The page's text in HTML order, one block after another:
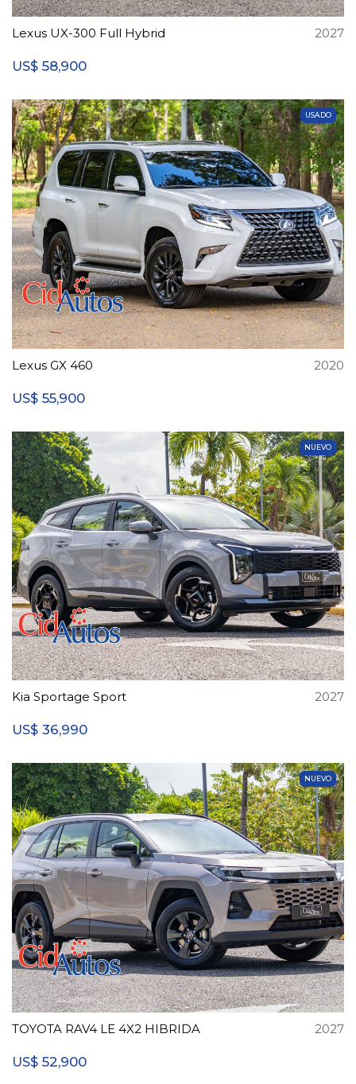
Lexus UX-300 Full Hybrid 2027
US$ 58,900
USADO
Lexus GX 460 2020
US$ 55,900
NUEVO
Kia Sportage Sport 2027
US$ 36,990
NUEVO
TOYOTA RAV4 LE 4X2 HIBRIDA 2027
US$ 52,900